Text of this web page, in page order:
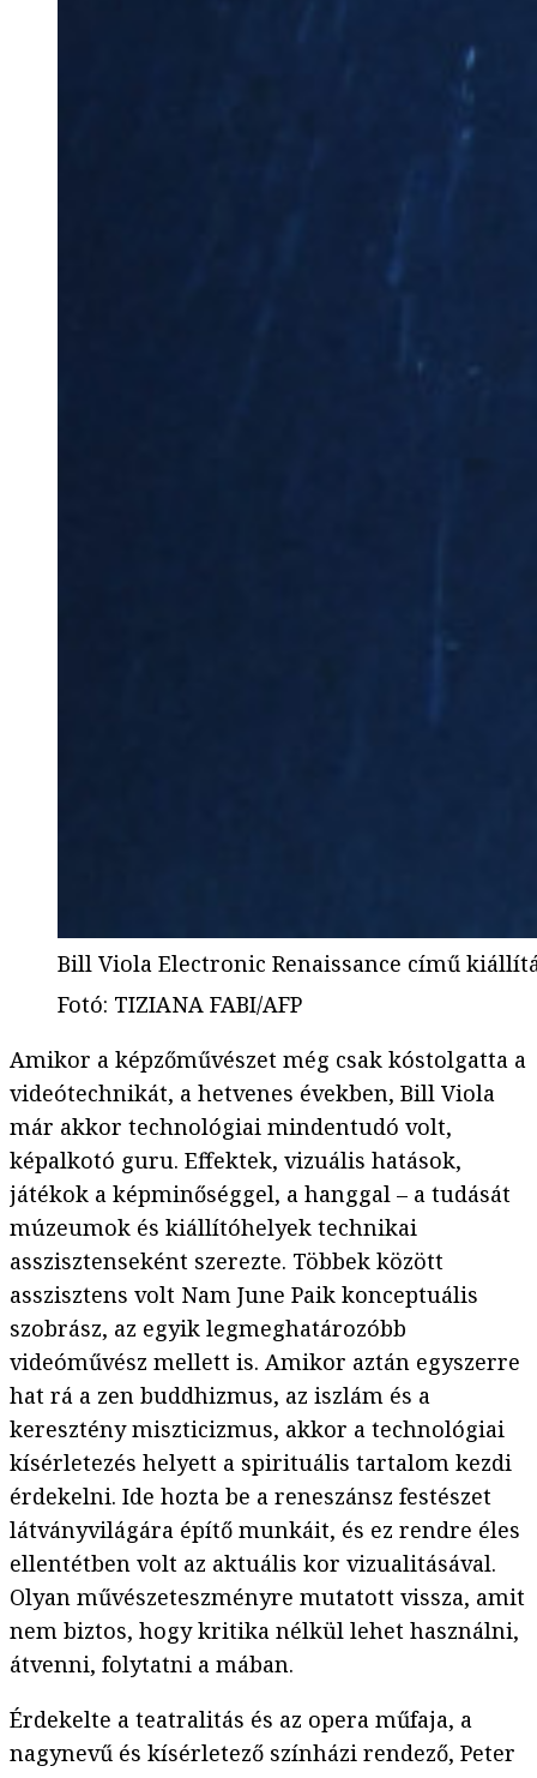
Bill Viola Electronic Renaissance című
Fotó: TIZIANA FABI/AFP
Amikor a képzőművészet még csak kóstolgatta a
videótechnikát, a hetvenes években, Bill Viola
már akkor technológiai mindentudó volt,
képalkotó guru. Effektek, vizuális hatások,
játékok a képminőséggel, a hanggal – a tudását
múzeumok és kiállítóhelyek technikai
asszisztenseként szerezte. Többek között
asszisztens volt Nam June Paik konceptuális
szobrász, az egyik legmeghatározóbb
videóművész mellett is. Amikor aztán egyszerre
hat rá a zen buddhizmus, az iszlám és a
keresztény miszticizmus, akkor a technológiai
kísérletezés helyett a spirituális tartalom kezdi
érdekelni. Ide hozta be a reneszánsz festészet
látványvilágára építő munkáit, és ez rendre éles
ellentétben volt az aktuális kor vizualitásával.
Olyan művészeteszményre mutatott vissza, amit
nem biztos, hogy kritika nélkül lehet használni,
átvenni, folytatni a mában.
Érdekelte a teatralitás és az opera műfaja, a
nagynevű és kísérletező színházi rendező, Peter